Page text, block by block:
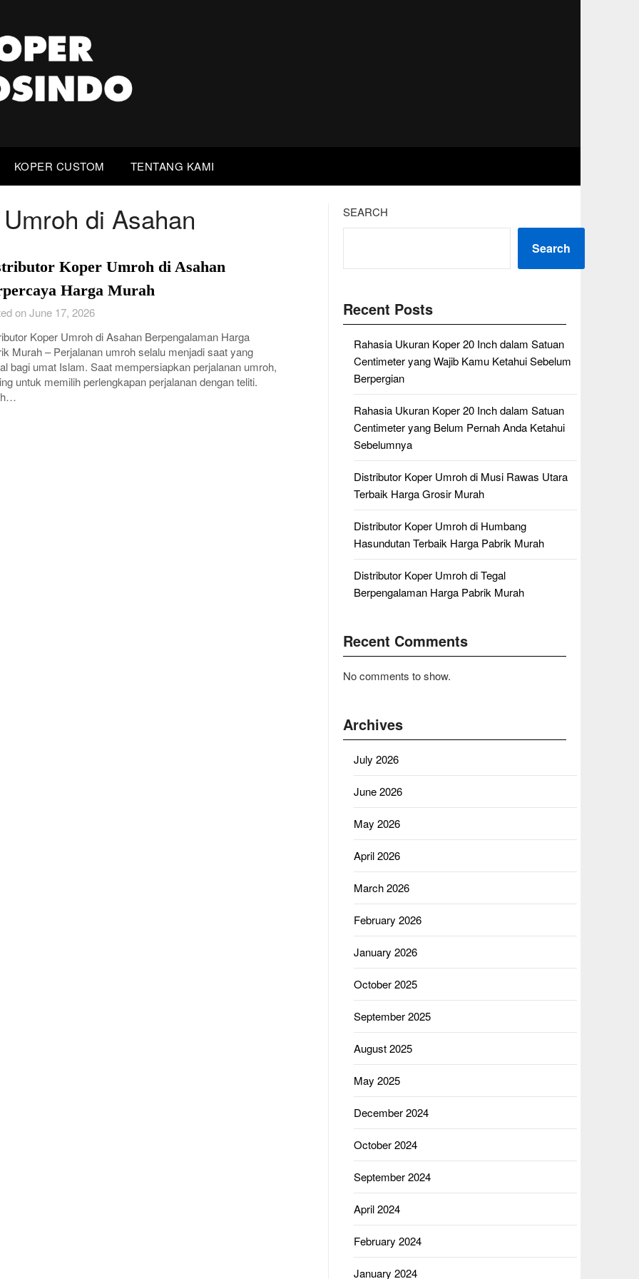
KOPER CUSTOM TENTANG KAMI
di Asahan
Koper Umroh di Asahan
Harga Murah
on June 17, 2026
Koper Umroh di Asahan Berpengalaman Harga
Murah – Perjalanan umroh selalu menjadi saat yang
bagi umat Islam. Saat mempersiapkan perjalanan umroh,
untuk memilih perlengkapan perjalanan dengan teliti.
SEARCH
Search
Recent Posts
Rahasia Ukuran Koper 20 Inch dalam Satuan
Centimeter yang Wajib Kamu Ketahui Sebelum
Berpergian
Rahasia Ukuran Koper 20 Inch dalam Satuan
Centimeter yang Belum Pernah Anda Ketahui
Sebelumnya
Distributor Koper Umroh di Musi Rawas Utara
Terbaik Harga Grosir Murah
Distributor Koper Umroh di Humbang
Hasundutan Terbaik Harga Pabrik Murah
Distributor Koper Umroh di Tegal
Berpengalaman Harga Pabrik Murah
Recent Comments
No comments to show.
Archives
July 2026
June 2026
May 2026
April 2026
March 2026
February 2026
January 2026
October 2025
September 2025
August 2025
May 2025
December 2024
October 2024
September 2024
April 2024
February 2024
January 2024